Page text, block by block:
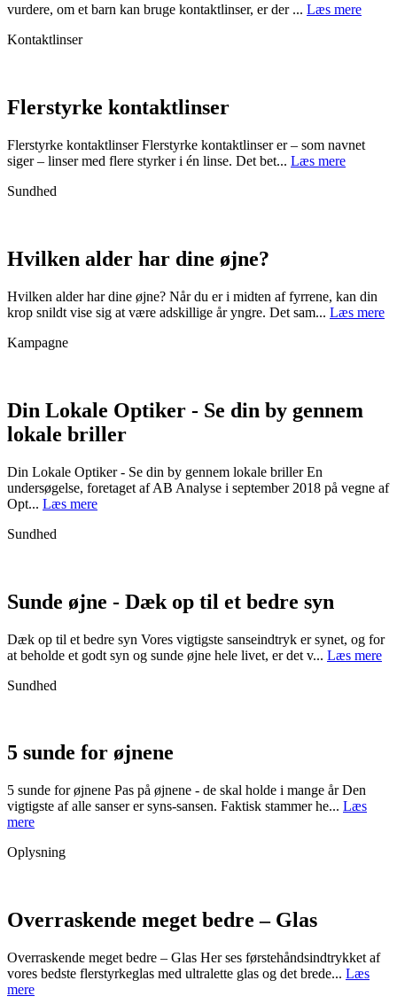
vurdere, om et barn kan bruge kontaktlinser, er der ... Læs mere
Kontaktlinser
Flerstyrke kontaktlinser
Flerstyrke kontaktlinser Flerstyrke kontaktlinser er – som navnet
siger – linser med flere styrker i én linse. Det bet... Læs mere
Sundhed
Hvilken alder har dine øjne?
Hvilken alder har dine øjne? Når du er i midten af fyrrene, kan din
krop snildt vise sig at være adskillige år yngre. Det sam... Læs mere
Kampagne
Din Lokale Optiker - Se din by gennem
lokale briller
Din Lokale Optiker - Se din by gennem lokale briller En
undersøgelse, foretaget af AB Analyse i september 2018 på vegne af
Opt... Læs mere
Sundhed
Sunde øjne - Dæk op til et bedre syn
Dæk op til et bedre syn Vores vigtigste sanseindtryk er synet, og for
at beholde et godt syn og sunde øjne hele livet, er det v... Læs mere
Sundhed
5 sunde for øjnene
5 sunde for øjnene Pas på øjnene - de skal holde i mange år Den
vigtigste af alle sanser er syns-sansen. Faktisk stammer he... Læs
mere
Oplysning
Overraskende meget bedre – Glas
Overraskende meget bedre – Glas Her ses førstehåndsindtrykket af
vores bedste flerstyrkeglas med ultralette glas og det brede... Læs
mere